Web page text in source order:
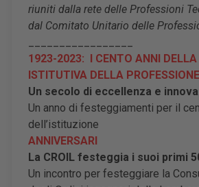
riuniti dalla rete delle Professioni
dal Comitato Unitario delle
1923-2023: I CENTO ANNI DELLA
ISTITUTIVA DELLA PROFESSIONE
Un secolo di eccellenza e
Un anno di festeggiamenti per il
dell’istituzione
ANNIVERSARI
La CROIL festeggia i suoi primi
Un incontro per festeggiare la